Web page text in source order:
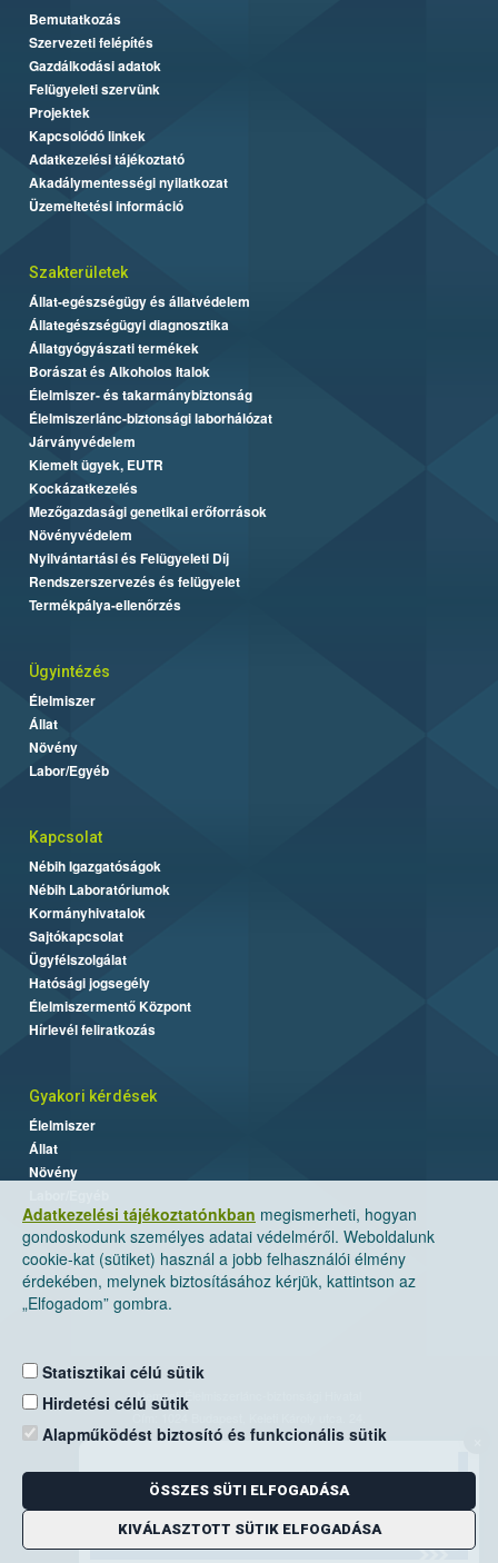
Adatkezelési tájékoztatónkban megismerheti, hogyan
gondoskodunk személyes adatai védelméről. Weboldalunk
cookie-kat (sütiket) használ a jobb felhasználói élmény
érdekében, melynek biztosításához kérjük, kattintson az
„Elfogadom” gombra.
Statisztikai célú sütik
Hirdetési célú sütik
Alapműködést biztosító és funkcionális sütik
ÖSSZES SÜTI ELFOGADÁSA
KIVÁLASZTOTT SÜTIK ELFOGADÁSA
Bemutatkozás
Szervezeti felépítés
Gazdálkodási adatok
Felügyeleti szervünk
Projektek
Kapcsolódó linkek
Adatkezelési tájékoztató
Akadálymentességi nyilatkozat
Üzemeltetési információ
Szakterületek
Állat-egészségügy és állatvédelem
Állategészségügyi diagnosztika
Állatgyógyászati termékek
Borászat és Alkoholos Italok
Élelmiszer- és takarmánybiztonság
Élelmiszerlánc-biztonsági laborhálózat
Járványvédelem
Kiemelt ügyek, EUTR
Kockázatkezelés
Mezőgazdasági genetikai erőforrások
Növényvédelem
Nyilvántartási és Felügyeleti Díj
Rendszerszervezés és felügyelet
Termékpálya-ellenőrzés
Ügyintézés
Élelmiszer
Állat
Növény
Labor/Egyéb
Kapcsolat
Nébih Igazgatóságok
Nébih Laboratóriumok
Kormányhivatalok
Sajtókapcsolat
Ügyfélszolgálat
Hatósági jogsegély
Élelmiszermentő Központ
Hírlevél feliratkozás
Gyakori kérdések
Élelmiszer
Állat
Növény
Nemzeti Élelmiszerlánc-biztonsági Hivatal
Levelezési cím: 1525 Budapest. Pf. 30.
E-mail:ugyfelszolgalat@nebih.gov.hu
Zöld szám: 06-80/263-244
Telefon: 06-1/ 336-9000